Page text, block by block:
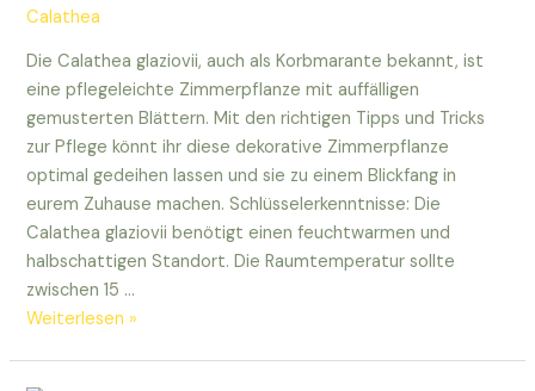
Calathea
Die Calathea glaziovii, auch als Korbmarante bekannt, ist
eine pflegeleichte Zimmerpflanze mit auffälligen
gemusterten Blättern. Mit den richtigen Tipps und Tricks
zur Pflege könnt ihr diese dekorative Zimmerpflanze
optimal gedeihen lassen und sie zu einem Blickfang in
eurem Zuhause machen. Schlüsselerkenntnisse: Die
Calathea glaziovii benötigt einen feuchtwarmen und
halbschattigen Standort. Die Raumtemperatur sollte
zwischen 15 …
Pflegeleitfaden
Weiterlesen »